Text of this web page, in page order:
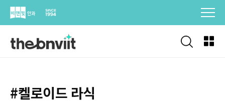
Skip
#켈로이드 라식